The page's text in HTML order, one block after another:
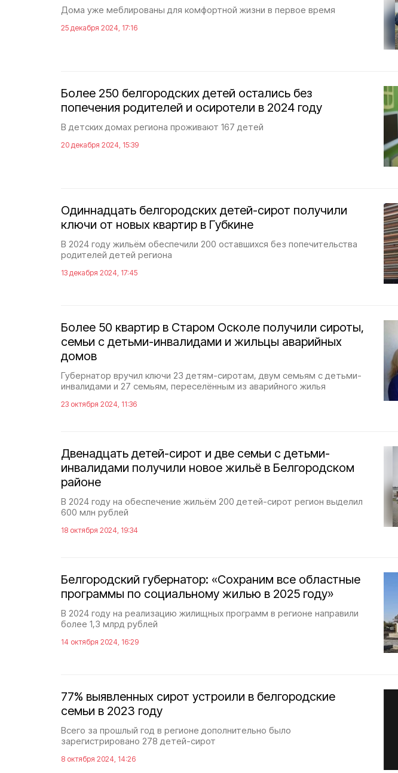
Дома уже меблированы для комфортной жизни в первое время
25 декабря 2024, 17:16
Более 250 белгородских детей остались без
попечения родителей и осиротели в 2024 году
В детских домах региона проживают 167 детей
20 декабря 2024, 15:39
Одиннадцать белгородских детей-сирот получили
ключи от новых квартир в Губкине
В 2024 году жильём обеспечили 200 оставшихся без попечительства
родителей детей региона
13 декабря 2024, 17:45
Более 50 квартир в Старом Осколе получили сироты,
семьи с детьми-инвалидами и жильцы аварийных
домов
Губернатор вручил ключи 23 детям-сиротам, двум семьям с детьми-
инвалидами и 27 семьям, переселённым из аварийного жилья
23 октября 2024, 11:36
Двенадцать детей-сирот и две семьи с детьми-
инвалидами получили новое жильё в Белгородском
районе
В 2024 году на обеспечение жильём 200 детей-сирот регион выделил
600 млн рублей
18 октября 2024, 19:34
Белгородский губернатор: «Сохраним все областные
программы по социальному жилью в 2025 году»
В 2024 году на реализацию жилищных программ в регионе направили
более 1,3 млрд рублей
14 октября 2024, 16:29
77% выявленных сирот устроили в белгородские
семьи в 2023 году
Всего за прошлый год в регионе дополнительно было
зарегистрировано 278 детей-сирот
8 октября 2024, 14:26